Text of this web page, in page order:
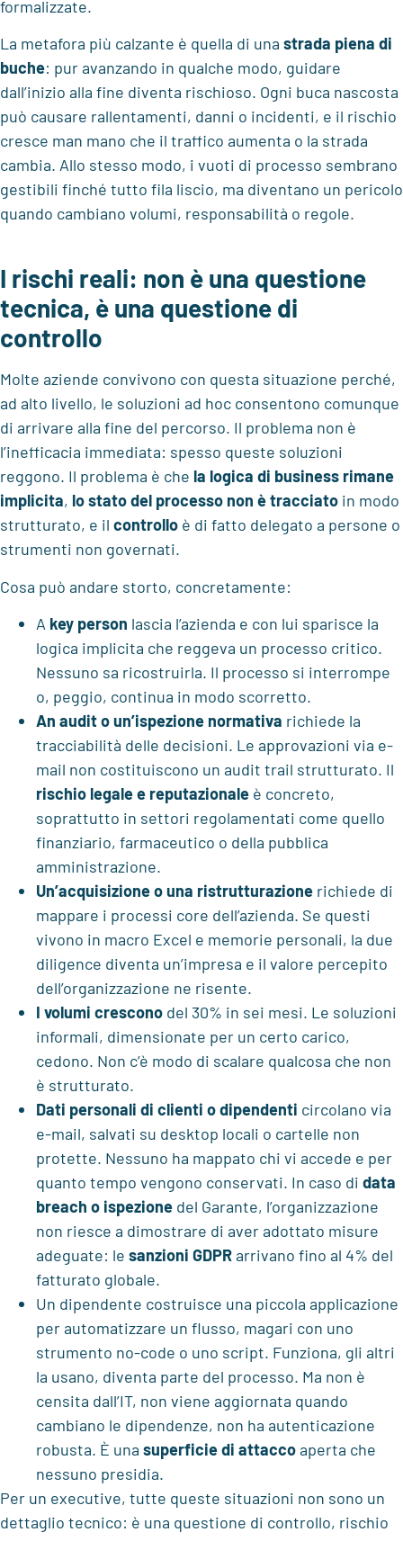
formalizzate.
La metafora più calzante è quella di una strada piena di
buche: pur avanzando in qualche modo, guidare
dall’inizio alla fine diventa rischioso. Ogni buca nascosta
può causare rallentamenti, danni o incidenti, e il rischio
cresce man mano che il traffico aumenta o la strada
cambia. Allo stesso modo, i vuoti di processo sembrano
gestibili finché tutto fila liscio, ma diventano un pericolo
quando cambiano volumi, responsabilità o regole.
I rischi reali: non è una questione
tecnica, è una questione di
controllo
Molte aziende convivono con questa situazione perché,
ad alto livello, le soluzioni ad hoc consentono comunque
di arrivare alla fine del percorso. Il problema non è
l’inefficacia immediata: spesso queste soluzioni
reggono. Il problema è che la logica di business rimane
implicita, lo stato del processo non è tracciato in modo
strutturato, e il controllo è di fatto delegato a persone o
strumenti non governati.
Cosa può andare storto, concretamente:
A key person lascia l’azienda e con lui sparisce la
logica implicita che reggeva un processo critico.
Nessuno sa ricostruirla. Il processo si interrompe
o, peggio, continua in modo scorretto.
An audit o un’ispezione normativa richiede la
tracciabilità delle decisioni. Le approvazioni via e-
mail non costituiscono un audit trail strutturato. Il
rischio legale e reputazionale è concreto,
soprattutto in settori regolamentati come quello
finanziario, farmaceutico o della pubblica
amministrazione.
Un’acquisizione o una ristrutturazione richiede di
mappare i processi core dell’azienda. Se questi
vivono in macro Excel e memorie personali, la due
diligence diventa un’impresa e il valore percepito
dell’organizzazione ne risente.
I volumi crescono del 30% in sei mesi. Le soluzioni
informali, dimensionate per un certo carico,
cedono. Non c’è modo di scalare qualcosa che non
è strutturato.
Dati personali di clienti o dipendenti circolano via
e-mail, salvati su desktop locali o cartelle non
protette. Nessuno ha mappato chi vi accede e per
quanto tempo vengono conservati. In caso di data
breach o ispezione del Garante, l’organizzazione
non riesce a dimostrare di aver adottato misure
adeguate: le sanzioni GDPRarrivano fino al 4% del
fatturato globale.
Un dipendente costruisce una piccola applicazione
per automatizzare un flusso, magari con uno
strumento no-code o uno script. Funziona, gli altri
la usano, diventa parte del processo. Ma non è
censita dall’IT, non viene aggiornata quando
cambiano le dipendenze, non ha autenticazione
robusta. È una superficie di attaccoaperta che
nessuno presidia.
Per un executive, tutte queste situazioni non sono un
dettaglio tecnico: è una questione di controllo, rischio